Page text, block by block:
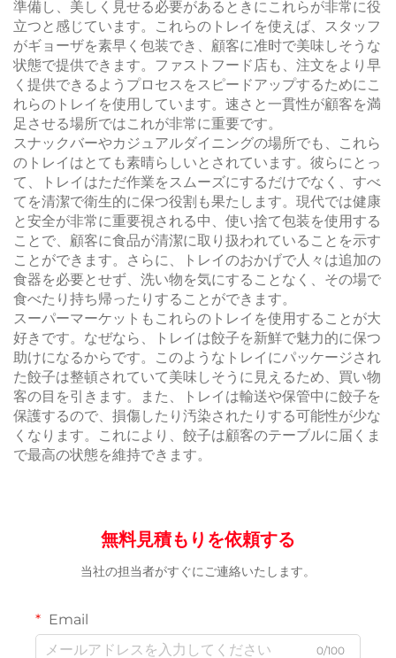
準備し、美しく見せる必要があるときにこれらが非常に役
立つと感じています。これらのトレイを使えば、スタッフ
がギョーザを素早く包装でき、顧客に准时で美味しそうな
状態で提供できます。ファストフード店も、注文をより早
く提供できるようプロセスをスピードアップするためにこ
れらのトレイを使用しています。速さと一貫性が顧客を満
足させる場所ではこれが非常に重要です。
スナックバーやカジュアルダイニングの場所でも、これら
のトレイはとても素晴らしいとされています。彼らにとっ
て、トレイはただ作業をスムーズにするだけでなく、すべ
てを清潔で衛生的に保つ役割も果たします。現代では健康
と安全が非常に重要視される中、使い捨て包装を使用する
ことで、顧客に食品が清潔に取り扱われていることを示す
ことができます。さらに、トレイのおかげで人々は追加の
食器を必要とせず、洗い物を気にすることなく、その場で
食べたり持ち帰ったりすることができます。
スーパーマーケットもこれらのトレイを使用することが大
好きです。なぜなら、トレイは餃子を新鮮で魅力的に保つ
助けになるからです。このようなトレイにパッケージされ
た餃子は整頓されていて美味しそうに見えるため、買い物
客の目を引きます。また、トレイは輸送や保管中に餃子を
保護するので、損傷したり汚染されたりする可能性が少な
くなります。これにより、餃子は顧客のテーブルに届くま
で最高の状態を維持できます。
無料見積もりを依頼する
当社の担当者がすぐにご連絡いたします。
Email
0/100